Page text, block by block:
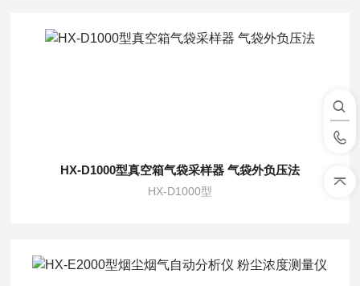
HX-D1000型真空箱气袋采样器 气袋外负压法
HX-D1000型